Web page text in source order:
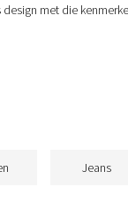
met die
Jeans